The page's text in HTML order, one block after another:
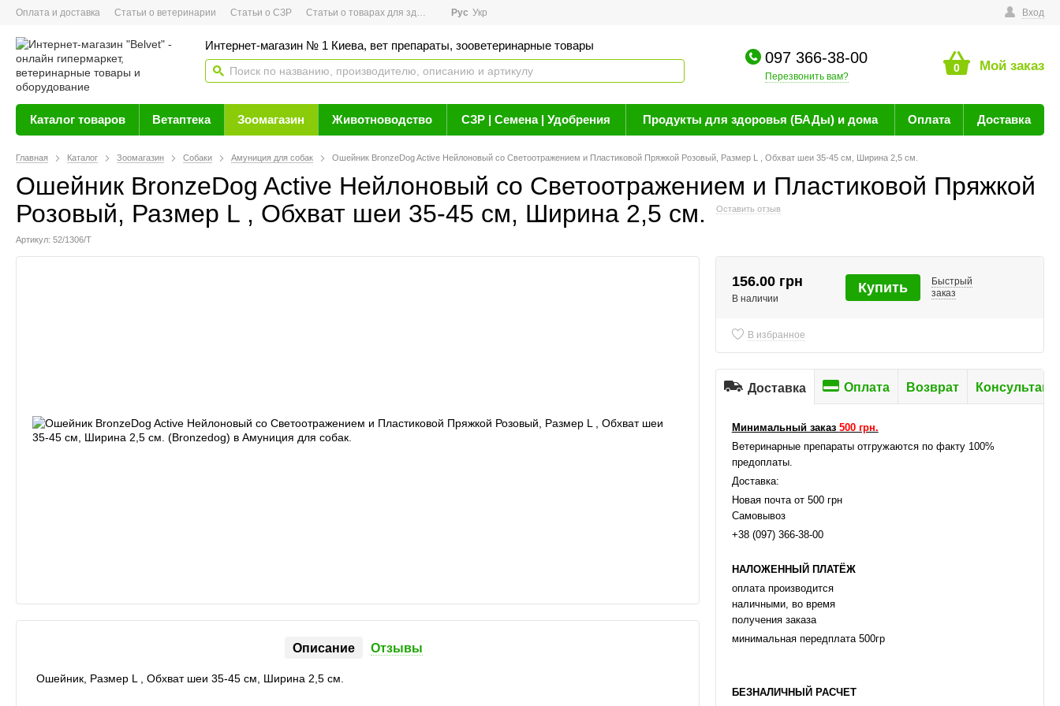
Оплата и доставка Статьи о ветеринарии Статьи о СЗР Статьи о товарах для здоровья Новости Вход
Рус Укр
Интернет-магазин № 1 Киева, вет препараты, зооветеринарные товары
097 366-38-00
Перезвонить вам?
0 Мой заказ
Каталог товаров Ветаптека Зоомагазин Животноводство СЗР | Семена | Удобрения Продукты для здоровья (БАДы) и дома Оплата Доставка
Главная Каталог Зоомагазин Собаки Амуниция для собак Ошейник BronzeDog Active Нейлоновый со Светоотражением и Пластиковой Пряжкой Розовый, Размер L , Обхват шеи 35-45 см, Ширина 2,5 см.
Ошейник BronzeDog Active Нейлоновый со Светоотражением и Пластиковой Пряжкой
Розовый, Размер L , Обхват шеи 35-45 см, Ширина 2,5 см.
Оставить отзыв
Артикул: 52/1306/Т
Описание Отзывы
Ошейник, Размер L , Обхват шеи 35-45 см, Ширина 2,5 см.
156.00 грн
В наличии
Купить
Быстрый
заказ
В избранное
Доставка Оплата Возврат
Минимальный заказ 500 грн.
Ветеринарные препараты отгружаются по факту 100%
предоплаты.
Доставка:
Новая почта от 500 грн
Самовывоз
+38 (097) 366-38-00
НАЛОЖЕННЫЙ ПЛАТЁЖ
оплата производится
наличными, во время
получения заказа
минимальная передплата 500гр
БЕЗНАЛИЧНЫЙ РАСЧЕТ